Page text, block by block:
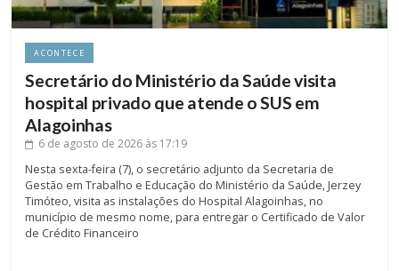
ACONTECE
Secretário do Ministério da Saúde visita
hospital privado que atende o SUS em
Alagoinhas
6 de agosto de 2026 às 17:19
Nesta sexta-feira (7), o secretário adjunto da Secretaria de
Gestão em Trabalho e Educação do Ministério da Saúde, Jerzey
Timóteo, visita as instalações do Hospital Alagoinhas, no
município de mesmo nome, para entregar o Certificado de Valor
de Crédito Financeiro